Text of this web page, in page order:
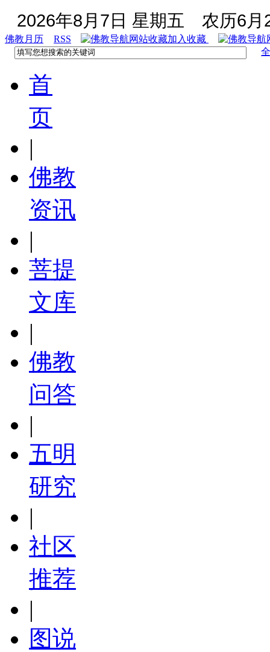
2026年8月7日 星期五 农历6月
佛教月历 RSS
加入收藏
首
页
|
佛教
资讯
|
菩提
文库
|
佛教
问答
|
五明
研究
|
社区
推荐
|
图说